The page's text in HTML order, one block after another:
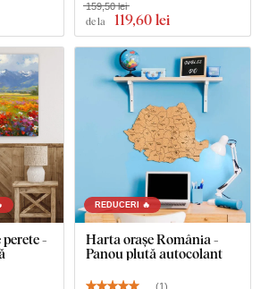
de 67x45 cm și 100x67 cm: Tabloul are 2
de la 119,60 lei
159,50 lei
-
REDUCERI 🔥
Harta orașe România -
Panou plută autocolant
(1)